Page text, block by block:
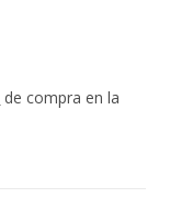
de compra en la